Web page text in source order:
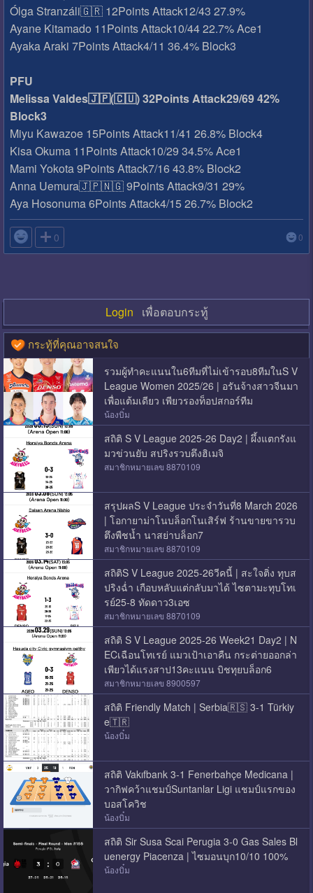
Ólga Stranzáli🇬🇷 12Points Attack12/43 27.9%
Ayane Kitamado 11Points Attack10/44 22.7% Ace1
Ayaka Araki 7Points Attack4/11 36.4% Block3
PFU
Melissa Valdes🇯🇵(🇨🇺) 32Points Attack29/69 42%
Block3
Miyu Kawazoe 15Points Attack11/41 26.8% Block4
Kisa Okuma 11Points Attack10/29 34.5% Ace1
Mami Yokota 9Points Attack7/16 43.8% Block2
Anna Uemura🇯🇵🇳🇬 9Points Attack9/31 29%
Aya Hosonuma 6Points Attack4/15 26.7% Block2
 0 0
Login เพื่อตอบกระทู้
กระทู้ที่คุณอาจสนใจ
รวมผู้ทำคะแนนใน6ทีมที่ไม่เข้ารอบ8ทีมในS V
League Women 2025/26 | อรันจ้างสาวจีนมา
เพื่อแต้มเดียว เพียวรองท็อปสกอร์ทีม
น้องบิ๋ม
สถิติ S V League 2025-26 Day2 | ผึ้งแตกรังแ
มวข่วนยับ สปริงรวบตึงฮิเมจิ
สมาชิกหมายเลข 8870109
สรุปผลS V League ประจำวันที่8 March 2026
| โอกายาม่าโนบล็อกโนเสิร์ฟ ร้านขายขารวบ
ตึงพืชน้ำ นาสย่าบล็อก7
สมาชิกหมายเลข 8870109
สถิติS V League 2025-26วีคนี้ | สะใจติ่ง ทุบส
ปริงฉ่ำ เกือบหลับแต่กลับมาได้ ไซตามะทุบโทเ
รย์25-8 ทัดดาว3เอซ
สมาชิกหมายเลข 8870109
สถิติ S V League 2025-26 Week21 Day2 | N
ECเฉือนโทเรย์ แมวเป้าเอาคืน กระต่ายออกล่า
เพียวได้แรงสาป13คะแนน บิชทุยบล็อก6
สมาชิกหมายเลข 8900597
สถิติ Friendly Match | Serbia🇷🇸 3-1 Türkiy
e🇹🇷
น้องบิ๋ม
สถิติ Vakıfbank 3-1 Fenerbahçe Medicana |
วากิฟคว้าแชมป์Suntanlar Ligi แชมป์แรกของ
บอสโควิช
น้องบิ๋ม
สถิติ Sir Susa Scai Perugia 3-0 Gas Sales Bl
uenergy Piacenza | ไซมอนบุก10/10 100%
น้องบิ๋ม